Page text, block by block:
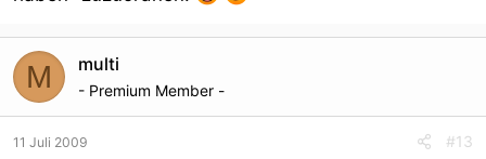
M multi
- Premium Member -
11 Juli 2009 #13